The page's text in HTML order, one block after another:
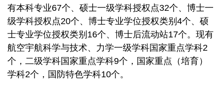
有本科专业67个、硕士一级学科授权点32个、博士一
级学科授权点20个、博士专业学位授权类别4个、硕
士专业学位授权类别16个、博士后流动站17个。现有
航空宇航科学与技术、力学一级学科国家重点学科2
个，二级学科国家重点学科9个，国家重点（培育）
学科2个，国防特色学科10个。